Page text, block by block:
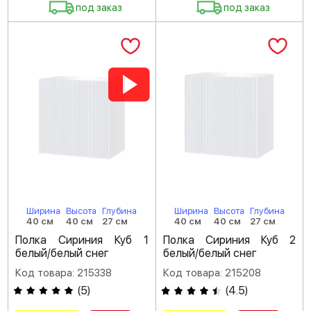
под заказ под заказ
Ширина
40 см
Высота
40 см
Глубина
27 см
Полка Сириния Куб 1
белый/белый снег
Код товара: 215338
(5)
Ширина
40 см
Высота
40 см
Глубина
27 см
Полка Сириния Куб 2
белый/белый снег
Код товара: 215208
(4.5)